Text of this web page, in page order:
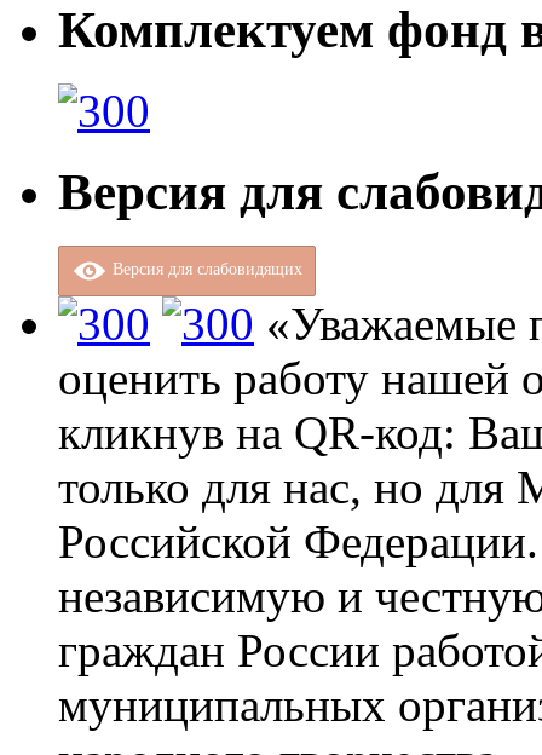
Комплектуем фонд
Версия для
Версия для слабовидящих
«Уважаемые
оценить работу нашей
кликнув на QR-код:
только для нас, но для
Российской
независимую и
граждан России
муниципальных